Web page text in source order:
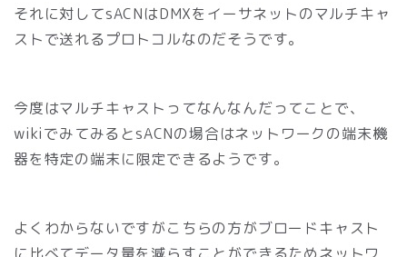
それに対してsACNはDMXをイーサネットのマルチキャ
ストで送れるプロトコルなのだそうです。
今度はマルチキャストってなんなんだってことで、
wikiでみてみるとsACNの場合はネットワークの端末機
器を特定の端末に限定できるようです。
よくわからないですがこちらの方がブロードキャスト